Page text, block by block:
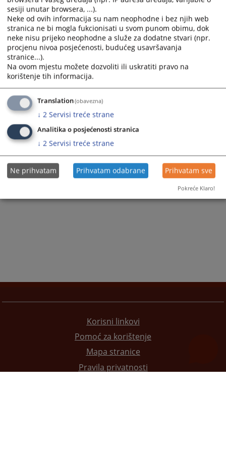
Žalbe na sudske odluke
Medijacija
Akti suda
Optimalni rokovi
Sudije suda
Dodatne sudije
Stručni saradnici
Službenici i namještenici
Korisni linkovi
Pomoć za korištenje
Mapa stranice
Pravila privatnosti
sesiji unutar browsera, ...).
Neke od ovih informacija su nam neophodne i bez njih web
stranica ne bi mogla fukcionisati u svom punom obimu, dok
neke nisu prijeko neophodne a služe za dodatne stvari (npr.
procjenu nivoa posjećenosti, budućeg usavršavanja
stranice...).
Na ovom mjestu možete dozvoliti ili uskratiti pravo na
korištenje tih informacija.
Translation(obavezna)
↓ 2 Servisi treće strane
Analitika o posjećenosti stranica
↓ 2 Servisi treće strane
Ne prihvatam Prihvatam odabrane Prihvatam sve
Pokreće Klaro!